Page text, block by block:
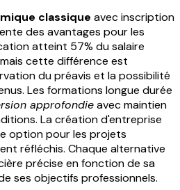
classique avec inscription
des avantages pour les
atteint 57% du salaire
cette différence est
du préavis et la possibilité
Les formations longue durée
approfondieavec maintien
La création d'entreprise
option pour les projets
réfléchis. Chaque alternative
précise en fonction de sa
ses objectifs professionnels.